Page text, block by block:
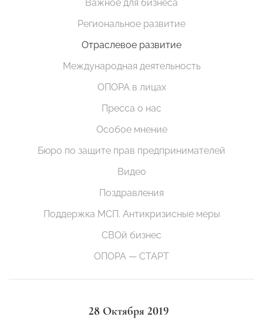
Важное для бизнеса
Региональное развитие
Отраслевое развитие
Международная деятельность
ОПОРА в лицах
Пресса о нас
Особое мнение
Бюро по защите прав предпринимателей
Видео
Поздравления
Поддержка МСП. Антикризисные меры
СВОй бизнес
ОПОРА — СТАРТ
28 Октября 2019